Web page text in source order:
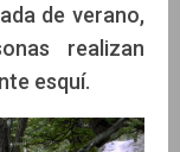
de verano,
realizan
esquí.